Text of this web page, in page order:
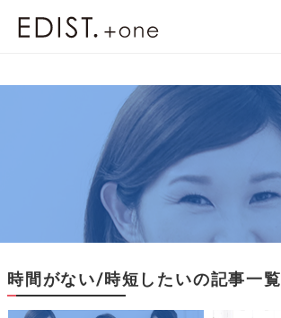
EDIST. +one 時間がない/時短したいの記事一覧
時間がない/時短したいの記事一覧